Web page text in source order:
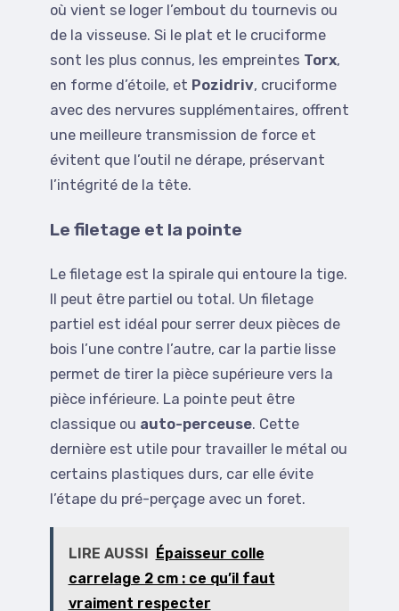
où vient se loger l’embout du tournevis ou
de la visseuse. Si le plat et le cruciforme
sont les plus connus, les empreintes Torx,
en forme d’étoile, et Pozidriv, cruciforme
avec des nervures supplémentaires, offrent
une meilleure transmission de force et
évitent que l’outil ne dérape, préservant
l’intégrité de la tête.
Le filetage et la pointe
Le filetage est la spirale qui entoure la tige.
Il peut être partiel ou total. Un filetage
partiel est idéal pour serrer deux pièces de
bois l’une contre l’autre, car la partie lisse
permet de tirer la pièce supérieure vers la
pièce inférieure. La pointe peut être
classique ou auto-perceuse. Cette
dernière est utile pour travailler le métal ou
certains plastiques durs, car elle évite
l’étape du pré-perçage avec un foret.
LIRE AUSSI Épaisseur colle
carrelage 2 cm : ce qu’il faut
vraiment respecter